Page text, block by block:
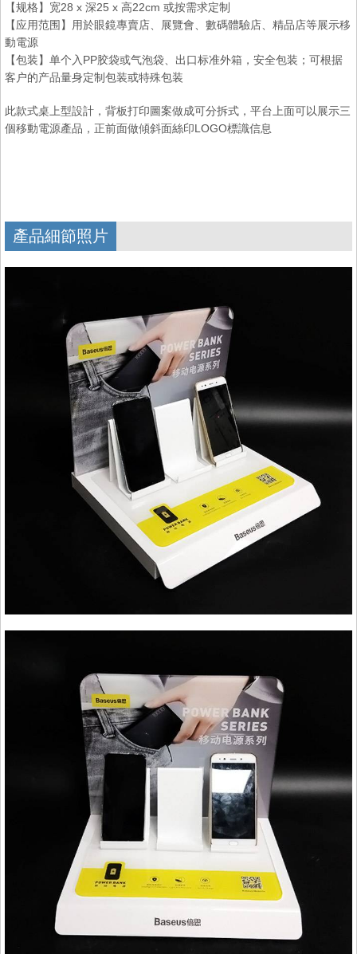
【规格】宽28 x 深25 x 高22cm 或按需求定制
【应用范围】用於眼鏡專賣店、展覽會、數碼體驗店、精品店等展示移
動電源
【包装】单个入PP胶袋或气泡袋、出口标准外箱，安全包装；可根据
客户的产品量身定制包装或特殊包装
此款式桌上型設計，背板打印圖案做成可分拆式，平台上面可以展示三
個移動電源產品，正前面做傾斜面絲印LOGO標識信息
產品細節照片